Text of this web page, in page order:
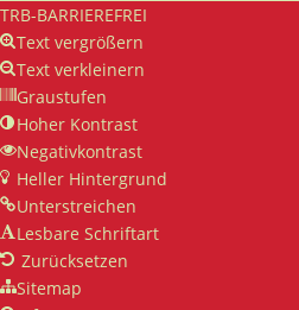
TRB-BARRIEREFREI
Text vergrößern
Text verkleinern
Graustufen
Hoher Kontrast
Negativkontrast
Heller Hintergrund
Unterstreichen
Lesbare Schriftart
Zurücksetzen
Sitemap